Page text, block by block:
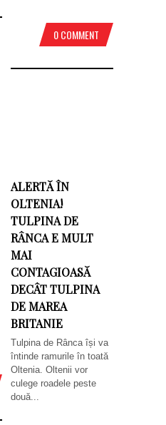
0 COMMENT
ALERTĂ ÎN
OLTENIA!
TULPINA DE
RÂNCA E MULT
MAI
CONTAGIOASĂ
DECÂT TULPINA
DE MAREA
BRITANIE
Tulpina de Rânca își va
întinde ramurile în toată
Oltenia. Oltenii vor
culege roadele peste
două...